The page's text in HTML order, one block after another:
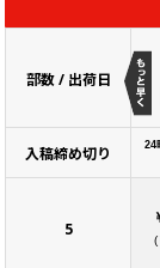
部数 / 出荷日
入稿締め切り 24
5